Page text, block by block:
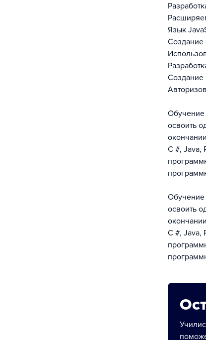
Язык
Создание
Создание
Обучение
освоить
С #, Java,
Обучение
освоить
С #, Java,